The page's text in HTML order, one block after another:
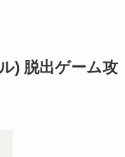
) 脱出ゲーム攻